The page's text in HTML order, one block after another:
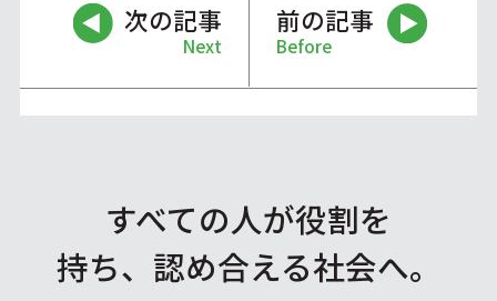
次の記事
Next
前の記事
Before
すべての人が役割を
持ち、認め合える社会へ。